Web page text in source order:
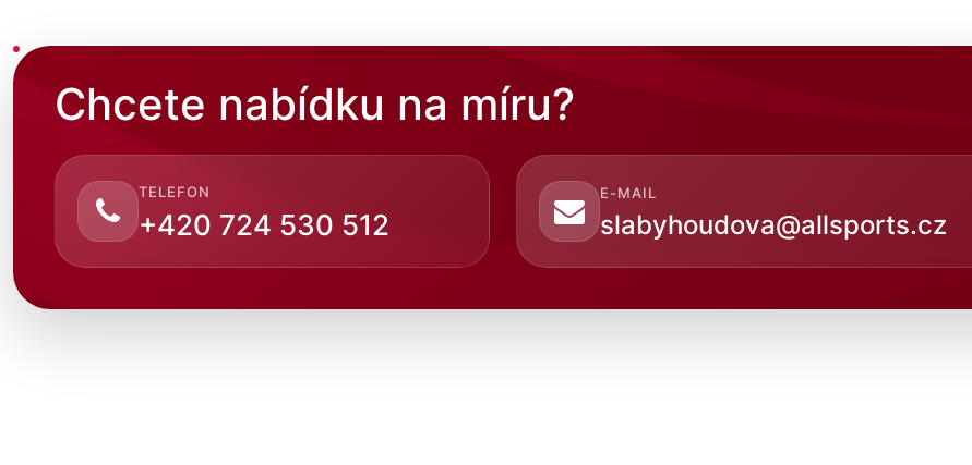
Chcete nabídku na míru?
TELEFON
+420 724 530 512
E-MAIL
slabyhoudova@allsports.cz